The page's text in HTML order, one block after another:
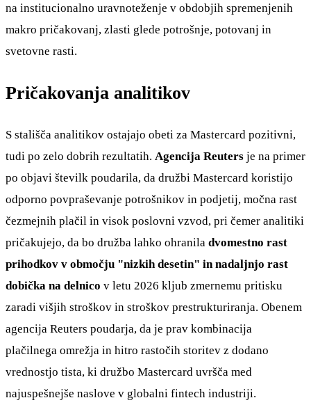
na institucionalno uravnoteženje v obdobjih spremenjenih
makro pričakovanj, zlasti glede potrošnje, potovanj in
svetovne rasti.
Pričakovanja analitikov
S stališča analitikov ostajajo obeti za Mastercard pozitivni,
tudi po zelo dobrih rezultatih. Agencija Reuters je na primer
po objavi številk poudarila, da družbi Mastercard koristijo
odporno povpraševanje potrošnikov in podjetij, močna rast
čezmejnih plačil in visok poslovni vzvod, pri čemer analitiki
pričakujejo, da bo družba lahko ohranila dvomestno rast
prihodkov v območju "nizkih desetin" in nadaljnjo rast
dobička na delnico v letu 2026 kljub zmernemu pritisku
zaradi višjih stroškov in stroškov prestrukturiranja. Obenem
agencija Reuters poudarja, da je prav kombinacija
plačilnega omrežja in hitro rastočih storitev z dodano
vrednostjo tista, ki družbo Mastercard uvršča med
najuspešnejše naslove v globalni fintech industriji.